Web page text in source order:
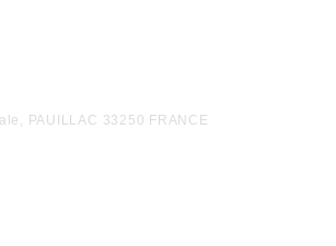
PAUILLAC 33250 FRANCE